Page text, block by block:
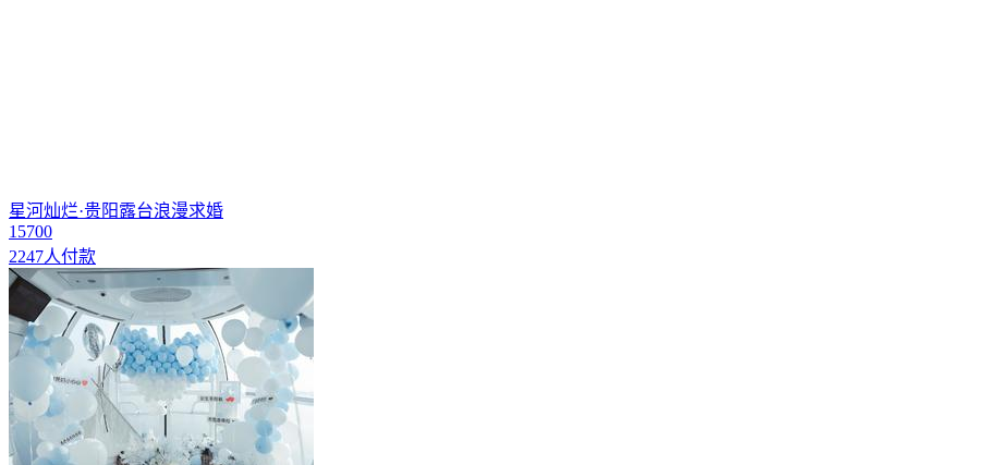
星河灿烂·贵阳露台浪漫求婚
15700
2247人付款